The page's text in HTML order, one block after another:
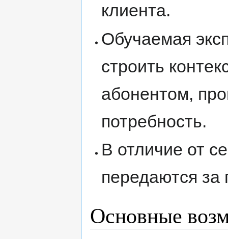
клиента.
Обучаемая
строить
абонентом,
потребность.
В отличие от
передаются за
Основные